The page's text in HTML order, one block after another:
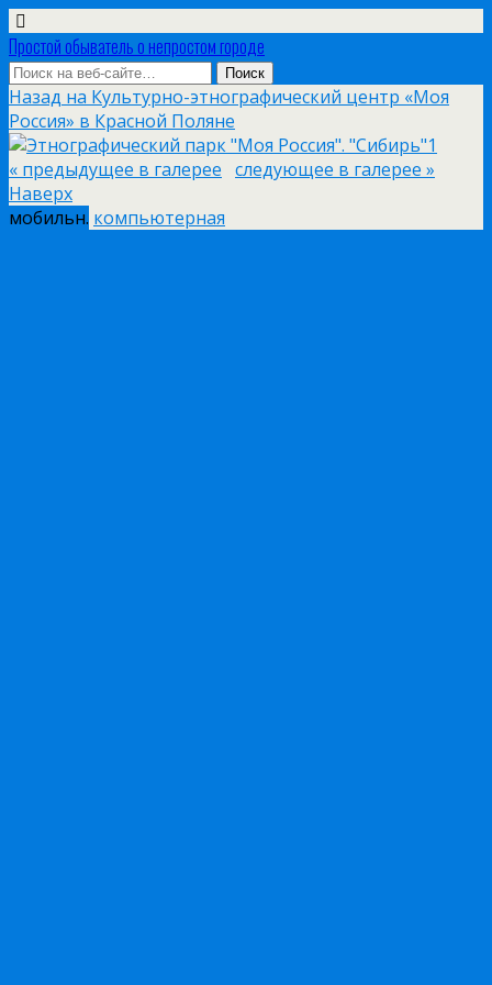
Простой обыватель о непростом городе
Назад на Культурно-этнографический центр «Моя
Россия» в Красной Поляне
« предыдущее в галерее следующее в галерее »
Наверх
мобильн. компьютерная